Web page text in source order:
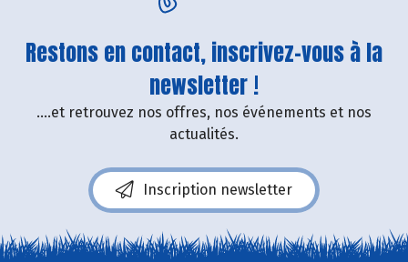
Restons en contact, inscrivez-vous à la
newsletter !
....et retrouvez nos offres, nos événements et nos
actualités.
Inscription newsletter